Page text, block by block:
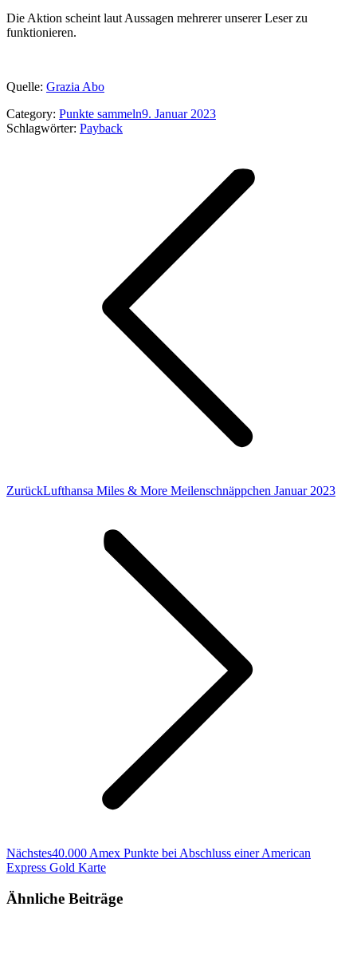
Die Aktion scheint laut Aussagen mehrerer unserer Leser zu
funktionieren.
Quelle: Grazia Abo
Category: Punkte sammeln9. Januar 2023
Schlagwörter: Payback
ZurückVorheriger
Lufthansa Miles & More Meilenschnäppchen Januar 2023
NächstesNächster
Beitrag:
40.000 Amex Punkte bei Abschluss einer American
Express Gold Karte
Ähnliche Beiträge